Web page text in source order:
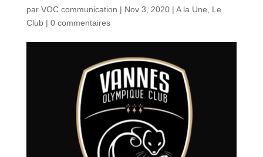
par VOC communication | Nov 3, 2020| A la Une, Le
Club| 0 commentaires